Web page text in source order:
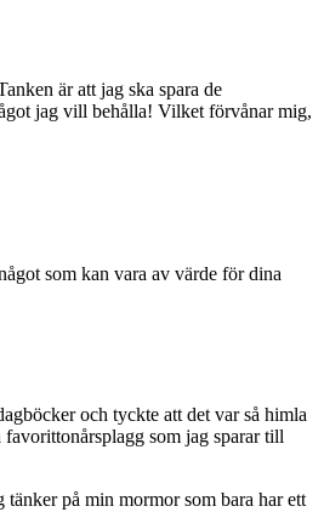
är att jag ska spara de
jag vill behålla! Vilket förvånar mig,
som kan vara av värde för dina
och tyckte att det var så himla
som jag sparar till
på min mormor som bara har ett